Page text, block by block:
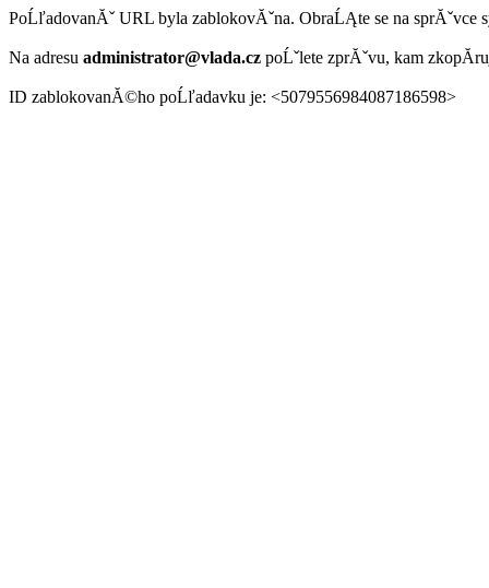
PoĹľadovanĂˇ URL byla zablokovĂˇna. ObraĹĄte se na sprĂˇvce
Na adresu administrator@vlada.cz poĹˇlete zprĂˇvu, kam
ID zablokovanĂ©ho poĹľadavku je: <5079556984087186598>